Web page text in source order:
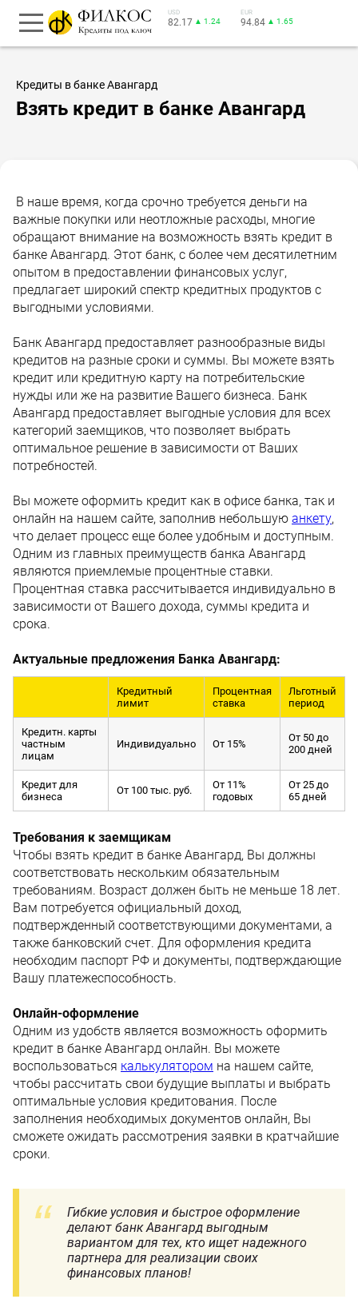
USD
82.17 ▲ 1.24
EUR
94.84 ▲ 1.65
Кредиты в банке Авангард
Взять кредит в банке Авангард
В наше время, когда срочно требуется деньги на
важные покупки или неотложные расходы, многие
обращают внимание на возможность взять кредит в
банке Авангард. Этот банк, с более чем десятилетним
опытом в предоставлении финансовых услуг,
предлагает широкий спектр кредитных продуктов с
выгодными условиями.
Банк Авангард предоставляет разнообразные виды
кредитов на разные сроки и суммы. Вы можете взять
кредит или кредитную карту на потребительские
нужды или же на развитие Вашего бизнеса. Банк
Авангард предоставляет выгодные условия для всех
категорий заемщиков, что позволяет выбрать
оптимальное решение в зависимости от Ваших
потребностей.
Вы можете оформить кредит как в офисе банка, так и
онлайн на нашем сайте, заполнив небольшую анкету,
что делает процесс еще более удобным и доступным.
Одним из главных преимуществ банка Авангард
являются приемлемые процентные ставки.
Процентная ставка рассчитывается индивидуально в
зависимости от Вашего дохода, суммы кредита и
срока.
Актуальные предложения Банка Авангард:
Кредитный
лимит
Процентная
ставка
Льготный
период
Кредитн. карты
частным
лицам
Индивидуально От 15%
От 50 до
200 дней
Кредит для
бизнеса
От 100 тыс. руб.
От 11%
годовых
От 25 до
65 дней
Требования к заемщикам
Чтобы взять кредит в банке Авангард, Вы должны
соответствовать нескольким обязательным
требованиям. Возраст должен быть не меньше 18 лет.
Вам потребуется официальный доход,
подтвержденный соответствующими документами, а
также банковский счет. Для оформления кредита
необходим паспорт РФ и документы, подтверждающие
Вашу платежеспособность.
Онлайн-оформление
Одним из удобств является возможность оформить
кредит в банке Авангард онлайн. Вы можете
воспользоваться калькулятором на нашем сайте,
чтобы рассчитать свои будущие выплаты и выбрать
оптимальные условия кредитования. После
заполнения необходимых документов онлайн, Вы
сможете ожидать рассмотрения заявки в кратчайшие
сроки.
Гибкие условия и быстрое оформление
делают банк Авангард выгодным
вариантом для тех, кто ищет надежного
партнера для реализации своих
финансовых планов!